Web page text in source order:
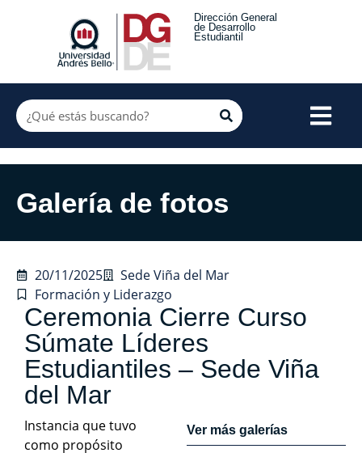
Dirección General
de Desarrollo
Estudiantil
Galería de fotos
20/11/2025
Sede Viña del Mar
Formación y Liderazgo
Ceremonia Cierre Curso
Súmate Líderes
Estudiantiles – Sede Viña
del Mar
Instancia que tuvo
como propósito
Ver más galerías